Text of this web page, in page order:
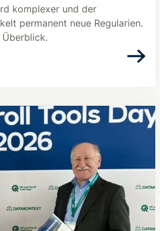
komplexer und der
permanent neue Regularien.
Überblick.